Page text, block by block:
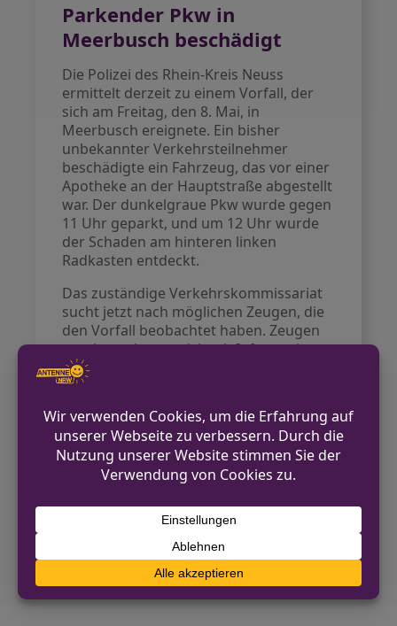
Parkender Pkw in
Meerbusch beschädigt
Die Polizei des Rhein-Kreis Neuss
ermittelt derzeit zu einem Vorfall, der
sich am Freitag, den 8. Mai, in
Meerbusch ereignete. Ein bisher
unbekannter Verkehrsteilnehmer
beschädigte ein Fahrzeug, das vor einer
Apotheke an der Hauptstraße abgestellt
war. Der dunkelgraue Pkw wurde gegen
11 Uhr geparkt, und um 12 Uhr wurde
der Schaden am hinteren linken
Radkasten entdeckt.
Das zuständige Verkehrskommissariat
sucht jetzt nach möglichen Zeugen, die
den Vorfall beobachtet haben. Zeugen
werden gebeten, sich mit Informationen
an die Polizei zu wenden.
VORHERIGER BEITRAG
Unbekannte beschädigen und beschmieren
Gebäude in Dülmen
Kelleraufbrüche in Duisburg-Hochemmerich
– Zeugen gesucht